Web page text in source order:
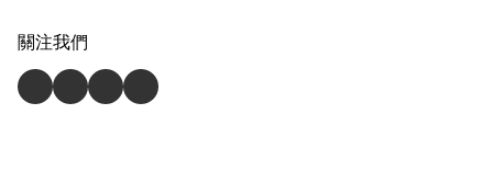
關注我們